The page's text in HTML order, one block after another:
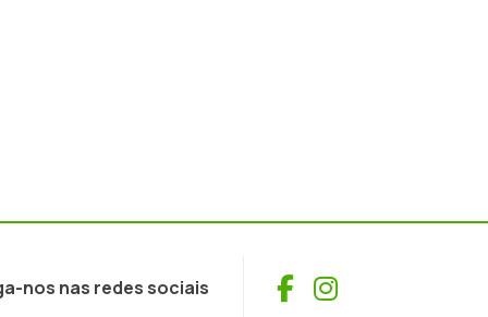
nos nas redes sociais Facebook
Instagram